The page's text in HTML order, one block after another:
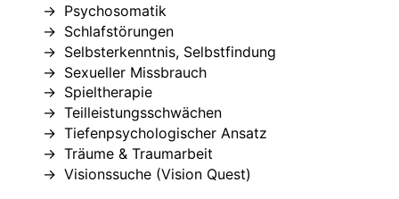
Psychosomatik
Schlafstörungen
Selbsterkenntnis, Selbstfindung
Sexueller Missbrauch
Spieltherapie
Teilleistungsschwächen
Tiefenpsychologischer Ansatz
Träume & Traumarbeit
Visionssuche (Vision Quest)